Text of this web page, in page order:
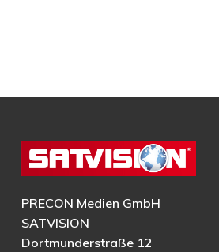
PRECON Medien GmbH
SATVISION
Dortmunderstraße 12